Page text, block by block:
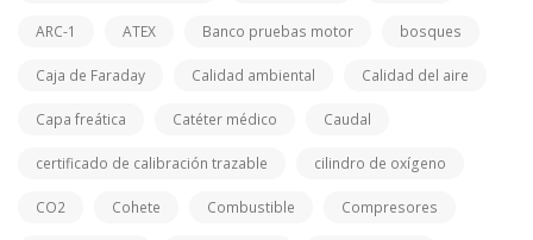
ARC-1 ATEX Banco pruebas motor bosques
Caja de Faraday Calidad ambiental Calidad del aire
Capa freática Catéter médico Caudal
certificado de calibración trazable cilindro de oxígeno
CO2 Cohete Combustible Compresores